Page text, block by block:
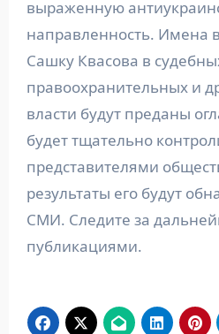
выраженную
направленность. Имена
Сашку Квасова в
правоохранительных и
власти будут преданы
будет тщательно
представителями
результаты его будут
СМИ. Следите за
публикациями.